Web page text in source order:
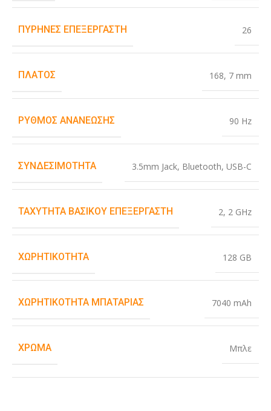
ΠΥΡΉΝΕΣ ΕΠΕΞΕΡΓΑΣΤΉ 26
ΠΛΆΤΟΣ 168, 7 mm
ΡΥΘΜΌΣ ΑΝΑΝΈΩΣΗΣ 90 Hz
ΣΥΝΔΕΣΙΜΌΤΗΤΑ 3.5mm Jack, Bluetooth, USB-C
ΤΑΧΎΤΗΤΑ ΒΑΣΙΚΟΎ ΕΠΕΞΕΡΓΑΣΤΉ 2, 2 GHz
ΧΩΡΗΤΙΚΌΤΗΤΑ 128 GB
ΧΩΡΗΤΙΚΌΤΗΤΑ ΜΠΑΤΑΡΊΑΣ 7040 mAh
ΧΡΏΜΑ Μπλε